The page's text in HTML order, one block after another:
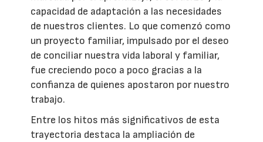
capacidad de adaptación a las necesidades
de nuestros clientes. Lo que comenzó como
un proyecto familiar, impulsado por el deseo
de conciliar nuestra vida laboral y familiar,
fue creciendo poco a poco gracias a la
confianza de quienes apostaron por nuestro
trabajo.
Entre los hitos más significativos de esta
trayectoria destaca la ampliación de